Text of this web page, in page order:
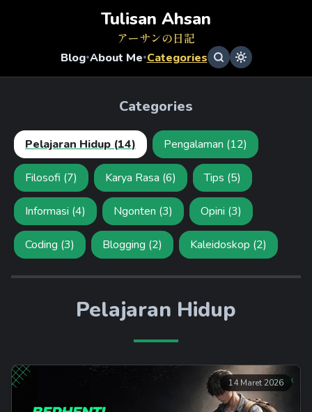
Tulisan Ahsan
アーサンの日記
Blog•About Me•Categories
Categories
Pelajaran Hidup (14) Pengalaman (12)
Filosofi (7) Karya Rasa (6) Tips (5)
Informasi (4) Ngonten (3) Opini (3)
Coding (3) Blogging (2) Kaleidoskop (2)
Pelajaran Hidup
14 Maret 2026